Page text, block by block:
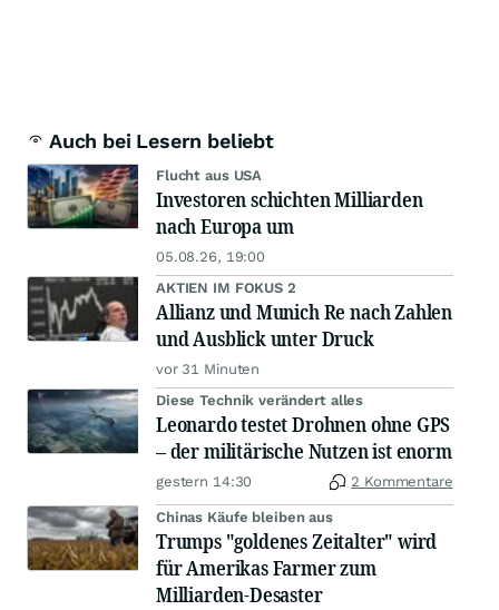
Auch bei Lesern beliebt
Flucht aus USA
Investoren schichten Milliarden
nach Europa um
05.08.26, 19:00
AKTIEN IM FOKUS 2
Allianz und Munich Re nach Zahlen
und Ausblick unter Druck
vor 31 Minuten
Diese Technik verändert alles
Leonardo testet Drohnen ohne GPS
– der militärische Nutzen ist enorm
gestern 14:30 2 Kommentare
Chinas Käufe bleiben aus
Trumps "goldenes Zeitalter" wird
für Amerikas Farmer zum
Milliarden-Desaster